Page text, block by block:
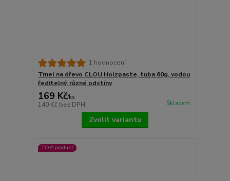
1 hodnocení
Tmel na dřevo CLOU Holzpaste, tuba 60g, vodou
ředitelný, různé odstíny
169 Kč/ks
140 Kč bez DPH Skladem
Zvolit variantu
TOP produkt